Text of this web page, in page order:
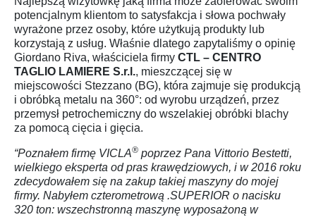
potencjalnym klientom to satysfakcja i słowa pochwały
wyrażone przez osoby, które użytkują produkty lub
korzystają z usług. Właśnie dlatego zapytaliśmy o opinię
Giordano Riva, właściciela firmy CTL – CENTRO
TAGLIO LAMIERE S.r.l., mieszczącej się w
miejscowości Stezzano (BG), która zajmuje się produkcją
i obróbką metalu na 360°: od wyrobu urządzeń, przez
przemysł petrochemiczny do wszelakiej obróbki blachy
za pomocą cięcia i gięcia.
“Poznałem firmę VICLA® poprzez Pana Vittorio Bestetti,
wielkiego eksperta od pras krawędziowych, i w 2016 roku
zdecydowałem się na zakup takiej maszyny do mojej
firmy. Nabyłem czterometrową .SUPERIOR o nacisku
320 ton: wszechstronną maszynę wyposażoną w